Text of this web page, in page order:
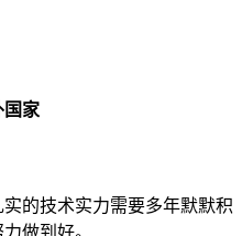
国家
的技术实力需要多年默默积
做到好。